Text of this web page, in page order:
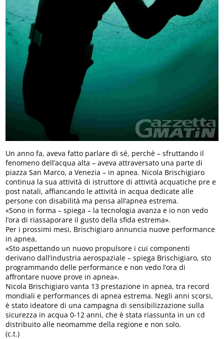
Un anno fa, aveva fatto parlare di sé, perchè – sfruttando il
fenomeno dell’acqua alta – aveva attraversato una parte di
piazza San Marco, a Venezia – in apnea. Nicola Brischigiaro
continua la sua attività di istruttore di attività acquatiche pre e
post natali, affiancando le attività in acqua dedicate alle
persone con disabilità ma pensa all’apnea estrema.
«Sono in forma – spiega – la tecnologia avanza e io non vedo
l’ora di riassaporare il gusto della sfida estrema».
Per i prossimi mesi, Brischigiaro annuncia nuove performance
in apnea.
«Sto aspettando un nuovo propulsore i cui componenti
derivano dall’industria aerospaziale – spiega Brischigiaro, sto
programmando delle performance e non vedo l’ora di
affrontare nuove prove in apnea».
Nicola Brischigiaro vanta 13 prestazione in apnea, tra record
mondiali e performances di apnea estrema. Negli anni scorsi,
è stato ideatore di una campagna di sensibilizzazione sulla
sicurezza in acqua 0-12 anni, che è stata riassunta in un cd
distribuito alle neomamme della regione e non solo.
(c.t.)